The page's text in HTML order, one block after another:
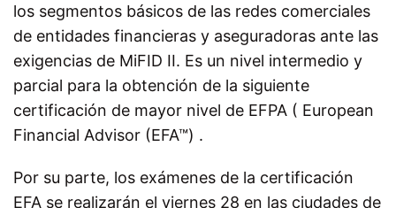
los segmentos básicos de las redes comerciales
de entidades financieras y aseguradoras ante las
exigencias de MiFID II. Es un nivel intermedio y
parcial para la obtención de la siguiente
certificación de mayor nivel de EFPA ( European
Financial Advisor (EFA™) .
Por su parte, los exámenes de la certificación
EFA se realizarán el viernes 28 en las ciudades de